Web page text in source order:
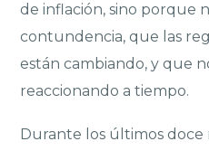
de inflación, sino porque
contundencia, que las
están cambiando, y que
reaccionando a tiempo.
Durante los últimos doce